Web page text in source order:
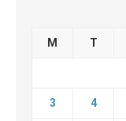
M T
3 4